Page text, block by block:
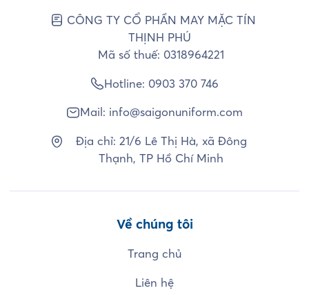
CÔNG TY CỔ PHẦN MAY MẶC TÍN
THỊNH PHÚ
Mã số thuế: 0318964221
Hotline: 0903 370 746
Mail: info@saigonuniform.com
Địa chỉ: 21/6 Lê Thị Hà, xã Đông
Thạnh, TP Hồ Chí Minh
Về chúng tôi
Trang chủ
Liên hệ